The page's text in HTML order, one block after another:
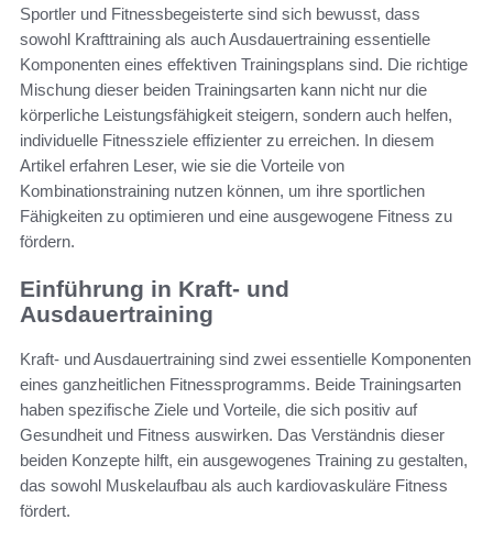
Sportler und Fitnessbegeisterte sind sich bewusst, dass
sowohl Krafttraining als auch Ausdauertraining essentielle
Komponenten eines effektiven Trainingsplans sind. Die richtige
Mischung dieser beiden Trainingsarten kann nicht nur die
körperliche Leistungsfähigkeit steigern, sondern auch helfen,
individuelle Fitnessziele effizienter zu erreichen. In diesem
Artikel erfahren Leser, wie sie die Vorteile von
Kombinationstraining nutzen können, um ihre sportlichen
Fähigkeiten zu optimieren und eine ausgewogene Fitness zu
fördern.
Einführung in Kraft- und
Ausdauertraining
Kraft- und Ausdauertraining sind zwei essentielle Komponenten
eines ganzheitlichen Fitnessprogramms. Beide Trainingsarten
haben spezifische Ziele und Vorteile, die sich positiv auf
Gesundheit und Fitness auswirken. Das Verständnis dieser
beiden Konzepte hilft, ein ausgewogenes Training zu gestalten,
das sowohl Muskelaufbau als auch kardiovaskuläre Fitness
fördert.